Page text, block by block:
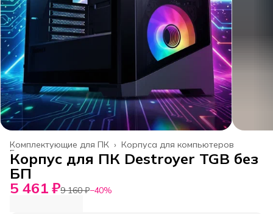
Корпуса для компьютеров
Комплектующие для ПК ›
Главная
Корпус для ПК Destroyer TGB без
БП
5 461 ₽9 160 ₽−40%